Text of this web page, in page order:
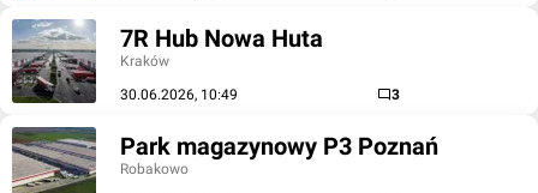
7R Hub Nowa Huta
Kraków
30.06.2026, 10:49
3
Park magazynowy P3 Poznań
Robakowo